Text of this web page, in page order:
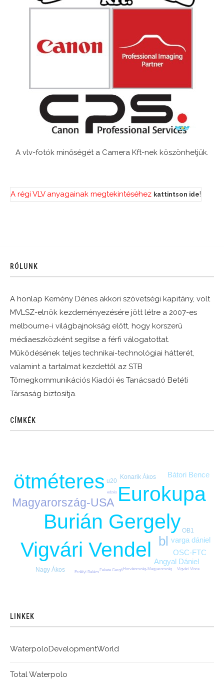
A vlv-fotók minőségét a Camera Kft-nek köszönhetjük.
A régi VLV anyagainak megtekintéséhez kattintson ide!
RÓLUNK
A honlap Kemény Dénes akkori szövetségi kapitány, volt
MVLSZ-elnök kezdeményezésére jött létre a 2007-es
melbourne-i világbajnokság előtt, hogy korszerű
médiaeszközként segítse a férfi válogatottat.
Működésének teljes technikai-technológiai hátterét,
valamint a tartalmat kezdettől az STB
Tömegkommunikációs Kiadói és Tanácsadó Betéti
Társaság biztosítja.
CÍMKÉK
Burián Gergely
Eurokupa
Vigvári Vendel
ötméteres
bl
Magyarország-USA
Angyal Dániel
Bátori Bence
OSC-FTC
varga dániel
Konarik Ákos
Nagy Ákos
OB1
u20
edzés
Erdélyi Balázs Fekete Gergő Horvátország-Magyarország Vigvári Vince
LINKEK
WaterpoloDevelopmentWorld
Total Waterpolo